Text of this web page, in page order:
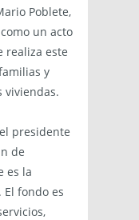
Poblete,
un acto
realiza este
y
viviendas.
presidente
de
es la
fondo es